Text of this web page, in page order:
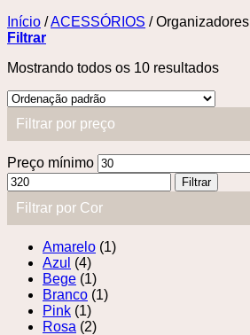
Início /ACESSÓRIOS /Organizadores
Filtrar
Mostrando todos os 10 resultados
Filtrar por preço
Preço mínimo
Filtrar
Filtrar por Cor
Amarelo (1)
Azul (4)
Bege (1)
Branco (1)
Pink (1)
Rosa (2)